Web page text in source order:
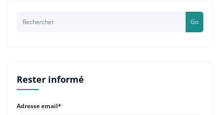
Go
Rester informé
Adresse email*